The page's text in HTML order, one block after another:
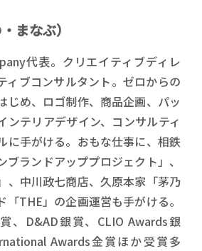
まなぶ）
代表。クリエイティブディレ
ィブコンサルタント。ゼロからの
じめ、ロゴ制作、商品企画、パッ
ンテリアデザイン、コンサルティ
に手がける。おもな仕事に、相鉄
ブランドアッププロジェクト」、
、中川政七商店、久原本家「茅乃
「THE」の企画運営も手がける。
、D&AD銀賞、CLIO Awards銀
Awards金賞ほか受賞多